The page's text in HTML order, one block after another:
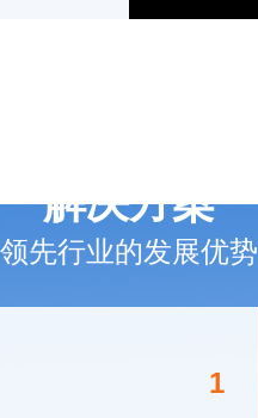
解决方案
领先行业的发展优势
1